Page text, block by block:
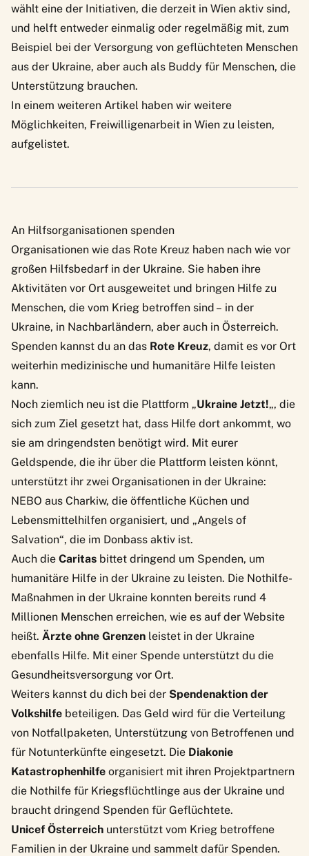
wählt eine der Initiativen, die derzeit in Wien aktiv sind,
und helft entweder einmalig oder regelmäßig mit, zum
Beispiel bei der Versorgung von geflüchteten Menschen
aus der Ukraine, aber auch als Buddy für Menschen, die
Unterstützung brauchen.
In einem weiteren Artikel haben wir weitere
Möglichkeiten, Freiwilligenarbeit in Wien zu leisten,
aufgelistet.
An Hilfsorganisationen spenden
Organisationen wie das Rote Kreuz haben nach wie vor
großen Hilfsbedarf in der Ukraine. Sie haben ihre
Aktivitäten vor Ort ausgeweitet und bringen Hilfe zu
Menschen, die vom Krieg betroffen sind – in der
Ukraine, in Nachbarländern, aber auch in Österreich.
Spenden kannst du an das Rote Kreuz, damit es vor Ort
weiterhin medizinische und humanitäre Hilfe leisten
kann.
Noch ziemlich neu ist die Plattform „Ukraine Jetzt!„, die
sich zum Ziel gesetzt hat, dass Hilfe dort ankommt, wo
sie am dringendsten benötigt wird. Mit eurer
Geldspende, die ihr über die Plattform leisten könnt,
unterstützt ihr zwei Organisationen in der Ukraine:
NEBO aus Charkiw, die öffentliche Küchen und
Lebensmittelhilfen organisiert, und „Angels of
Salvation“, die im Donbass aktiv ist.
Auch die Caritas bittet dringend um Spenden, um
humanitäre Hilfe in der Ukraine zu leisten. Die Nothilfe-
Maßnahmen in der Ukraine konnten bereits rund 4
Millionen Menschen erreichen, wie es auf der Website
heißt. Ärzte ohne Grenzen leistet in der Ukraine
ebenfalls Hilfe. Mit einer Spende unterstützt du die
Gesundheitsversorgung vor Ort.
Weiters kannst du dich bei der Spendenaktion der
Volkshilfe beteiligen. Das Geld wird für die Verteilung
von Notfallpaketen, Unterstützung von Betroffenen und
für Notunterkünfte eingesetzt. Die Diakonie
Katastrophenhilfe organisiert mit ihren Projektpartnern
die Nothilfe für Kriegsflüchtlinge aus der Ukraine und
braucht dringend Spenden für Geflüchtete.
Unicef Österreich unterstützt vom Krieg betroffene
Familien in der Ukraine und sammelt dafür Spenden.